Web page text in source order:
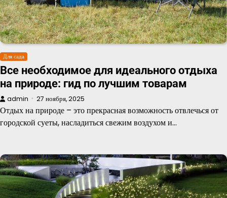
Для сада
Все необходимое для идеального отдыха
на природе: гид по лучшим товарам
admin 27 ноября, 2025
Отдых на природе – это прекрасная возможность отвлечься от
городской суеты, насладиться свежим воздухом и…